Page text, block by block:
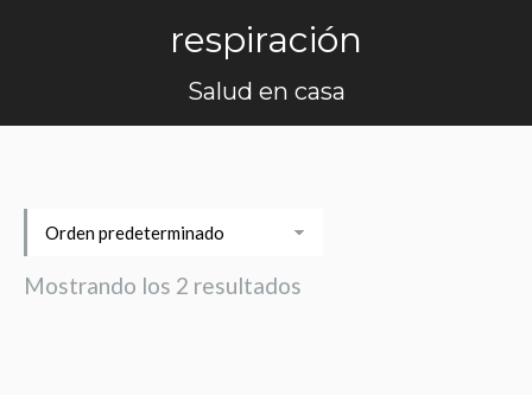
respiración
Salud en casa
Mostrando los 2 resultados